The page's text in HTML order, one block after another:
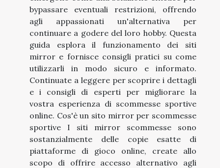
bypassare eventuali restrizioni, offrendo
agli appassionati un'alternativa per
continuare a godere del loro hobby. Questa
guida esplora il funzionamento dei siti
mirror e fornisce consigli pratici su come
utilizzarli in modo sicuro e informato.
Continuate a leggere per scoprire i dettagli
e i consigli di esperti per migliorare la
vostra esperienza di scommesse sportive
online. Cos'è un sito mirror per scommesse
sportive I siti mirror scommesse sono
sostanzialmente delle copie esatte di
piattaforme di gioco online, create allo
scopo di offrire accesso alternativo agli